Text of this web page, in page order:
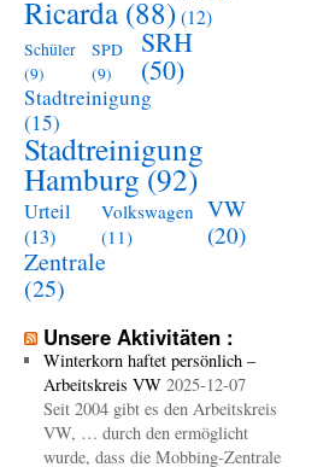
Ricarda (88) (12)
Schüler
(9)
SPD
(9)
SRH
(50)
Stadtreinigung
(15)
Stadtreinigung
Hamburg(92)
Urteil
(13)
Volkswagen
(11)
VW
(20)
Zentrale
(25)
Unsere Aktivitäten :
Winterkorn haftet persönlich –
Arbeitskreis VW 2025-12-07
Seit 2004 gibt es den Arbeitskreis
VW, … durch den ermöglicht
wurde, dass die Mobbing-Zentrale